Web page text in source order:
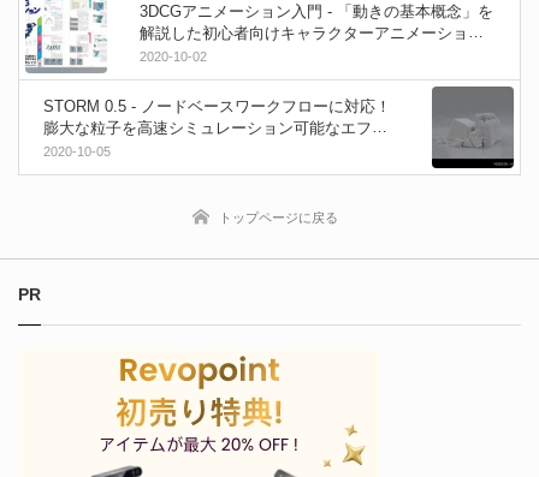
3DCGアニメーション入門 - 「動きの基本概念」を
解説した初心者向けキャラクターアニメーション
入門書が2020年10月に発売されます！
2020-10-02
STORM 0.5 - ノードベースワークフローに対応！
膨大な粒子を高速シミュレーション可能なエフェ
クトソフトがバージョンアップ！
2020-10-05
トップページに戻る
PR